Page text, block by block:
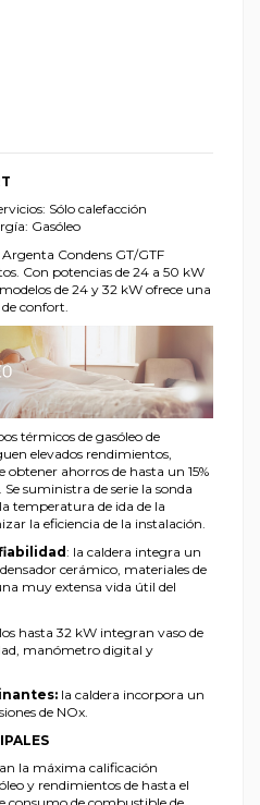
Sólo calefacción
Gasóleo
Condens GT/GTF
Con potencias de 24 a 50 kW
de 24 y 32 kW ofrece una
confort.
térmicos de gasóleo de
elevados rendimientos,
obtener ahorros de hasta un 15%
suministra de serie la sonda
temperatura de ida de la
la eficiencia de la instalación.
: la caldera integra un
cerámico, materiales de
muy extensa vida útil del
hasta 32 kW integran vaso de
manómetro digital y
la caldera incorpora un
de NOx.
la máxima calificación
y rendimientos de hasta el